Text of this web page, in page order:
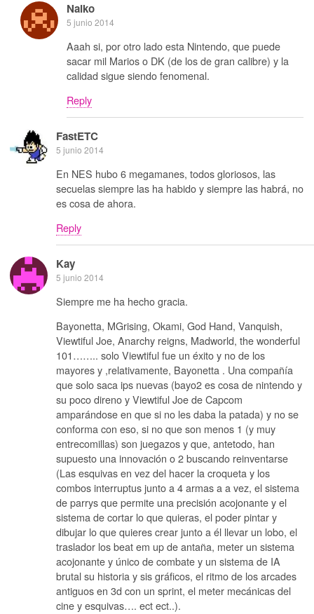
Naiko
5 junio 2014
Aaah si, por otro lado esta Nintendo, que puede
sacar mil Marios o DK (de los de gran calibre) y la
calidad sigue siendo fenomenal.
Reply
FastETC
5 junio 2014
En NES hubo 6 megamanes, todos gloriosos, las
secuelas siempre las ha habido y siempre las habrá, no
es cosa de ahora.
Reply
Kay
5 junio 2014
Siempre me ha hecho gracia.
Bayonetta, MGrising, Okami, God Hand, Vanquish,
Viewtiful Joe, Anarchy reigns, Madworld, the wonderful
101…….. solo Viewtiful fue un éxito y no de los
mayores y ,relativamente, Bayonetta . Una compañía
que solo saca ips nuevas (bayo2 es cosa de nintendo y
su poco direno y Viewtiful Joe de Capcom
amparándose en que si no les daba la patada) y no se
conforma con eso, si no que son menos 1 (y muy
entrecomillas) son juegazos y que, antetodo, han
supuesto una innovación o 2 buscando reinventarse
(Las esquivas en vez del hacer la croqueta y los
combos interruptus junto a 4 armas a a vez, el sistema
de parrys que permite una precisión acojonante y el
sistema de cortar lo que quieras, el poder pintar y
dibujar lo que quieres crear junto a él llevar un lobo, el
traslador los beat em up de antaña, meter un sistema
acojonante y único de combate y un sistema de IA
brutal su historia y sis gráficos, el ritmo de los arcades
antiguos en 3d con un sprint, el meter mecánicas del
cine y esquivas…. ect ect..).